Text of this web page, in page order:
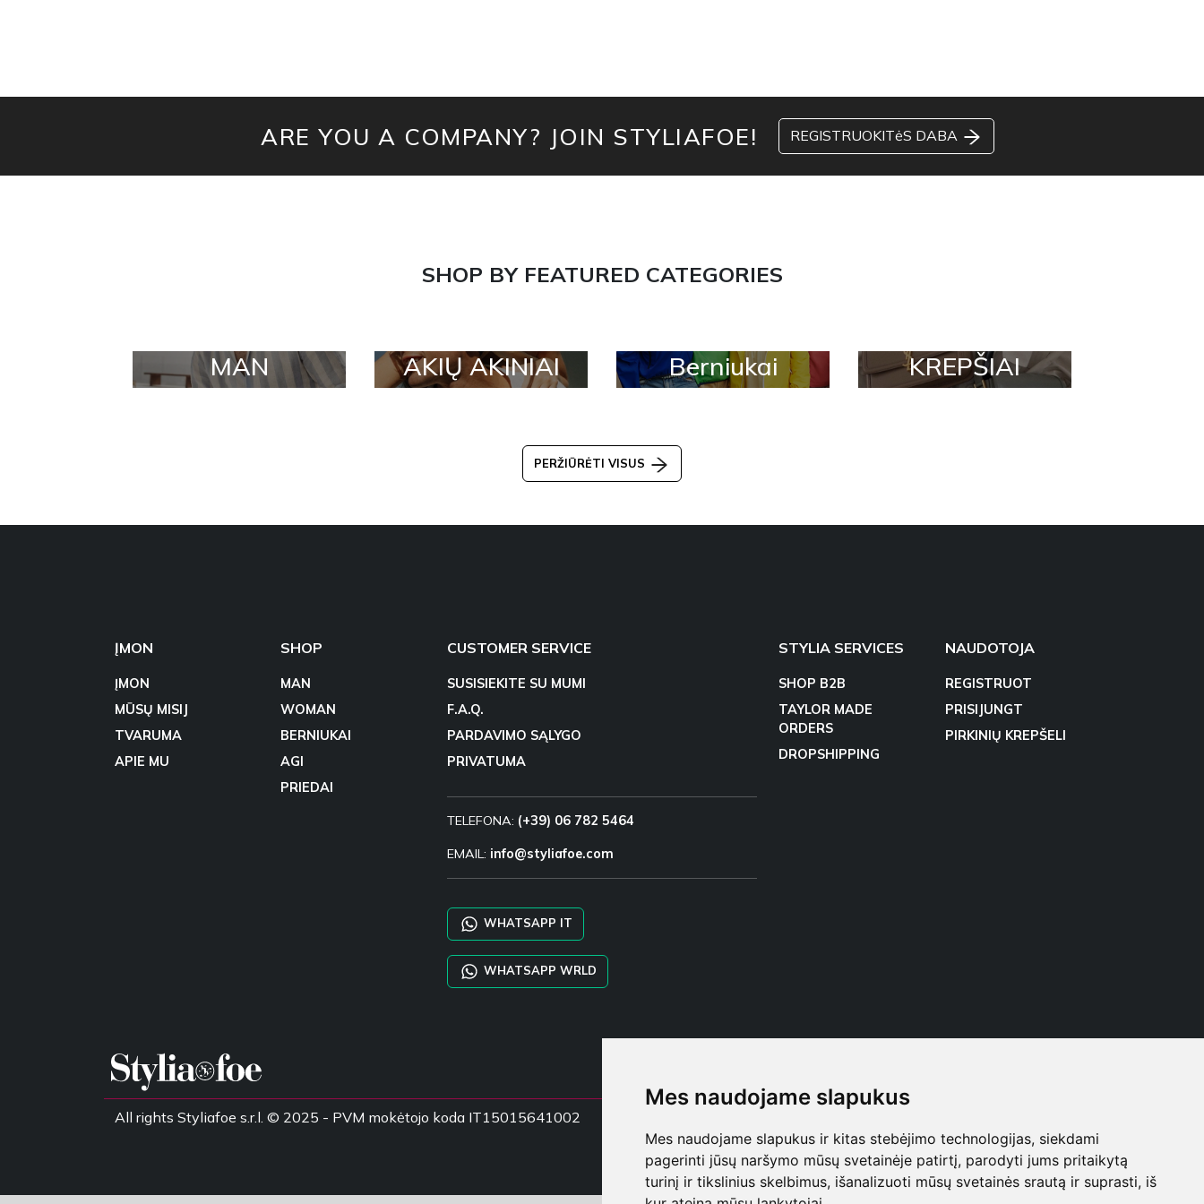
Mes naudojame slapukus
Mes naudojame slapukus ir kitas stebėjimo technologijas, siekdami
pagerinti jūsų naršymo mūsų svetainėje patirtį, parodyti jums pritaikytą
turinį ir tikslinius skelbimus, išanalizuoti mūsų svetainės srautą ir suprasti, iš
ARE YOU A COMPANY? JOIN STYLIAFOE! REGISTRUOKITėS DABA
SHOP BY FEATURED CATEGORIES
MAN AKIŲ AKINIAI Berniukai KREPŠIAI
PERŽIŪRĖTI VISUS
ĮMON
ĮMON
MŪSŲ MISIJ
TVARUMA
APIE MU
SHOP
MAN
WOMAN
BERNIUKAI
AGI
PRIEDAI
CUSTOMER SERVICE
SUSISIEKITE SU MUMI
F.A.Q.
PARDAVIMO SĄLYGO
PRIVATUMA
TELEFONA: (+39) 06 782 5464
EMAIL: info@styliafoe.com
WHATSAPP IT
WHATSAPP WRLD
STYLIA SERVICES
SHOP B2B
TAYLOR MADE
ORDERS
DROPSHIPPING
NAUDOTOJA
REGISTRUOT
PRISIJUNGT
PIRKINIŲ KREPŠELI
All rights Styliafoe s.r.l. © 2025 - PVM mokėtojo koda IT15015641002